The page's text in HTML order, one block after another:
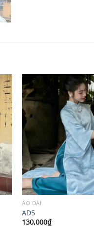
ÁO DÀI
AD5
130,000₫